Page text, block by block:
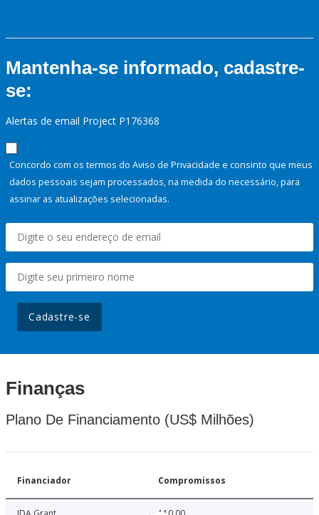
Mantenha-se informado, cadastre-
se:
Alertas de email Project P176368
Concordo com os termos do Aviso de Privacidade e consinto que meus
dados pessoais sejam processados, na medida do necessário, para
assinar as atualizações selecionadas.
Cadastre-se
Finanças
Plano De Financiamento (US$ Milhões)
Financiador Compromissos